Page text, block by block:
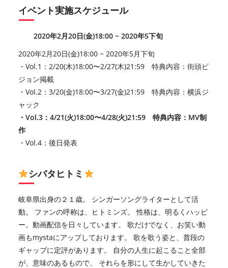
イベント実施スケジュール
2020年2月20日(金)18:00 ~ 2020年5下旬
2020年2月20日(金)18:00 ~ 2020年5月下旬
・Vol.1：2/20(木)18:00〜2/27(木)21:59 特典内容：街頭ビ
ジョン掲載
・Vol.2：3/20(金)18:00〜3/27(金)21:59 特典内容：横浜ジ
ャック
・Vol.3：4/21(火)18:00〜4/28(火)21:59 特典内容：MV制
作
・Vol.4：後日発表
シバタヒトミ
岐阜県出身の２１歳。 シンガーソングライターとして活
動。 ファンの呼称は、ヒトミンズ。 性格は、明るくハッピ
ー。動画配信を日々しています。 歌だけでなく、お笑い動
画もmystaにアップしております。 歌を歌う姿と、普段の
ギャップに定評があります。 自分の人生に起こること全部
が、意味のあるもので、 それらを形にして生かしていきた